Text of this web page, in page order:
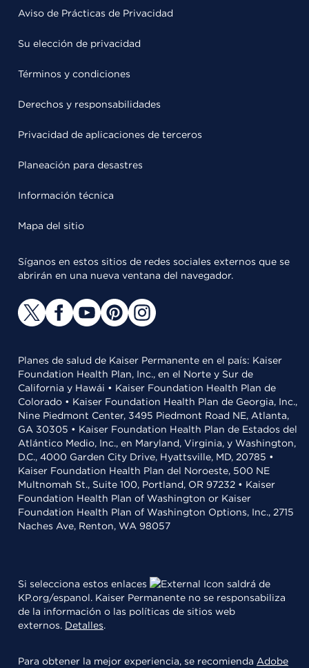
Aviso de Prácticas de Privacidad
Su elección de privacidad
Términos y condiciones
Derechos y responsabilidades
Privacidad de aplicaciones de terceros
Planeación para desastres
Información técnica
Mapa del sitio
Síganos en estos sitios de redes sociales externos que se
abrirán en una nueva ventana del navegador.
Planes de salud de Kaiser Permanente en el país: Kaiser
Foundation Health Plan, Inc., en el Norte y Sur de
California y Hawái • Kaiser Foundation Health Plan de
Colorado • Kaiser Foundation Health Plan de Georgia, Inc.,
Nine Piedmont Center, 3495 Piedmont Road NE, Atlanta,
GA 30305 • Kaiser Foundation Health Plan de Estados del
Atlántico Medio, Inc., en Maryland, Virginia, y Washington,
D.C., 4000 Garden City Drive, Hyattsville, MD, 20785 •
Kaiser Foundation Health Plan del Noroeste, 500 NE
Multnomah St., Suite 100, Portland, OR 97232 • Kaiser
Foundation Health Plan of Washington or Kaiser
Foundation Health Plan of Washington Options, Inc., 2715
Naches Ave, Renton, WA 98057
Si selecciona estos enlaces
saldrá de
KP.org/espanol. Kaiser Permanente no se responsabiliza
de la información o las políticas de sitios web
externos. Detalles.
Para obtener la mejor experiencia, se recomienda Adobe